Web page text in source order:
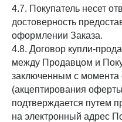
4.7. Покупатель несет
достоверность
оформлении Заказа.
4.8. Договор купли-
между Продавцом и
заключенным с момента
(акцептирования
подтверждается путем
на электронный адрес